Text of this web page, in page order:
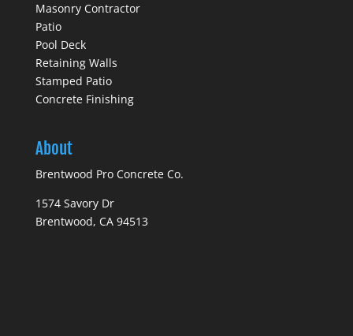
Masonry Contractor
Patio
Pool Deck
Retaining Walls
Stamped Patio
Concrete Finishing
About
Brentwood Pro Concrete Co.
1574 Savory Dr
Brentwood, CA 94513